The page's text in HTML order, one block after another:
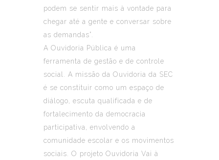
podem se sentir mais à vontade para
chegar até a gente e conversar sobre
as demandas”.
A Ouvidoria Pública é uma
ferramenta de gestão e de controle
social. A missão da Ouvidoria da SEC
é se constituir como um espaço de
diálogo, escuta qualificada e de
fortalecimento da democracia
participativa, envolvendo a
comunidade escolar e os movimentos
sociais. O projeto Ouvidoria Vai à